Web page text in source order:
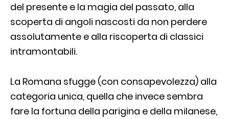
del presente e la magia del passato, alla
scoperta di angoli nascosti da non perdere
assolutamente e alla riscoperta di classici
intramontabili.
La Romana sfugge (con consapevolezza) alla
categoria unica, quella che invece sembra
fare la fortuna della parigina e della milanese,